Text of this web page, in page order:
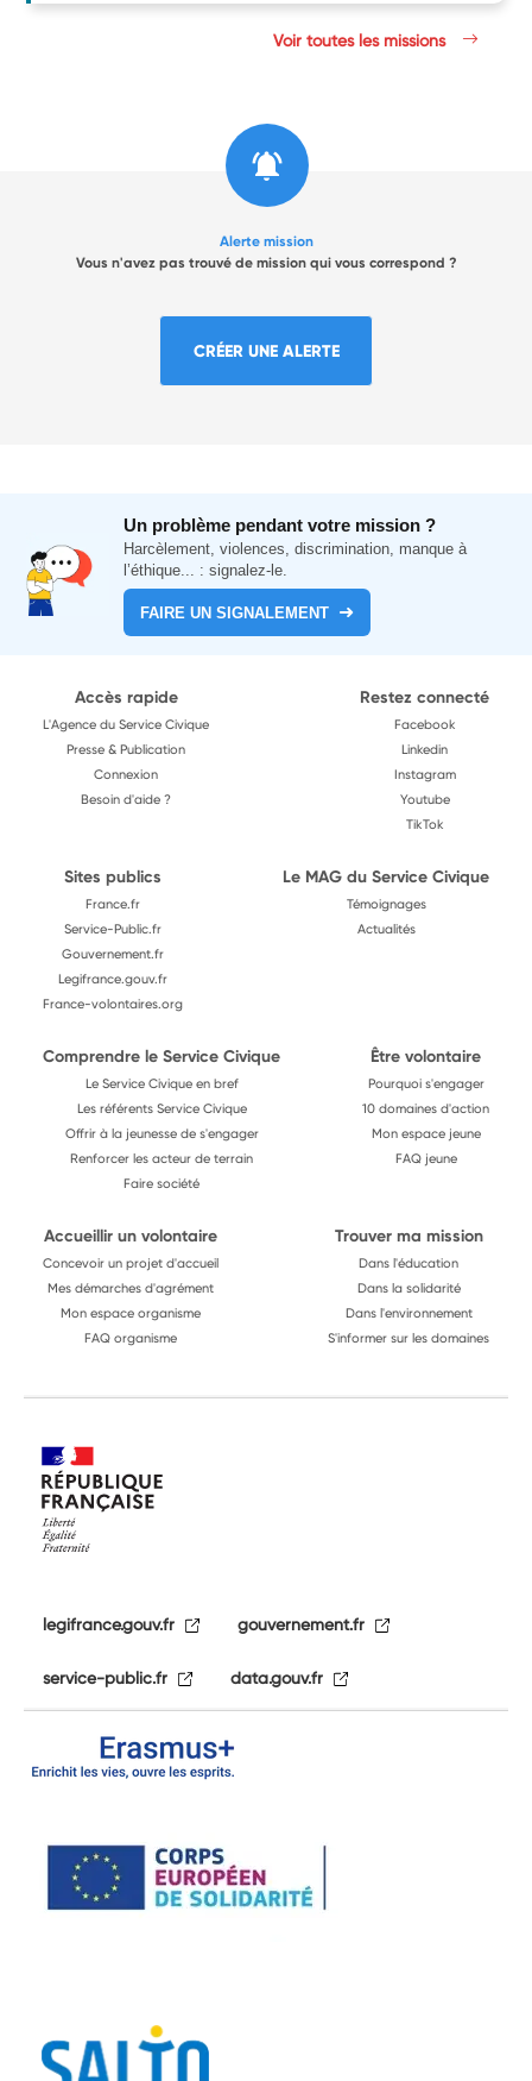
Voir toutes les missions
Alerte mission
Vous n'avez pas trouvé de mission qui vous correspond ?
CRÉER UNE ALERTE
Un problème pendant votre mission ?
Harcèlement, violences, discrimination, manque à
l’éthique... : signalez-le.
FAIRE UN SIGNALEMENT
Accès rapide
L'Agence du Service Civique
Presse & Publication
Connexion
Besoin d'aide ?
Restez connecté
Facebook
Linkedin
Instagram
Youtube
TikTok
Sites publics
France.fr
Service-Public.fr
Gouvernement.fr
Legifrance.gouv.fr
France-volontaires.org
Le MAG du Service Civique
Témoignages
Actualités
Comprendre le Service Civique
Le Service Civique en bref
Les référents Service Civique
Offrir à la jeunesse de s'engager
Renforcer les acteur de terrain
Faire société
Être volontaire
Pourquoi s'engager
10 domaines d'action
Mon espace jeune
FAQ jeune
Accueillir un volontaire
Concevoir un projet d'accueil
Mes démarches d'agrément
Mon espace organisme
FAQ organisme
Trouver ma mission
Dans l'éducation
Dans la solidarité
Dans l'environnement
S'informer sur les domaines
legifrance.gouv.fr gouvernement.fr
service-public.fr data.gouv.fr